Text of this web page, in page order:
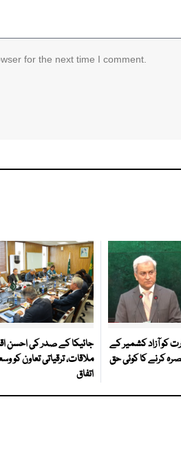
for the next time I comment.
کو آزاد کشمیر کے
کرنے کا کوئی حق
جائیکا کے صدر کی احسن
ملاقات، ترقیاتی تعاون کو
اتفاق